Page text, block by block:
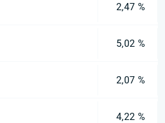
2,47 %
5,02 %
2,07 %
4,22 %